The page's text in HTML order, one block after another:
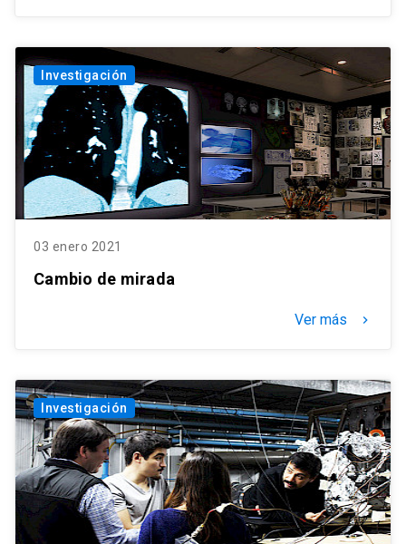
Investigación
03 enero 2021
Cambio de mirada
Ver más keyboard_arrow_right
Investigación